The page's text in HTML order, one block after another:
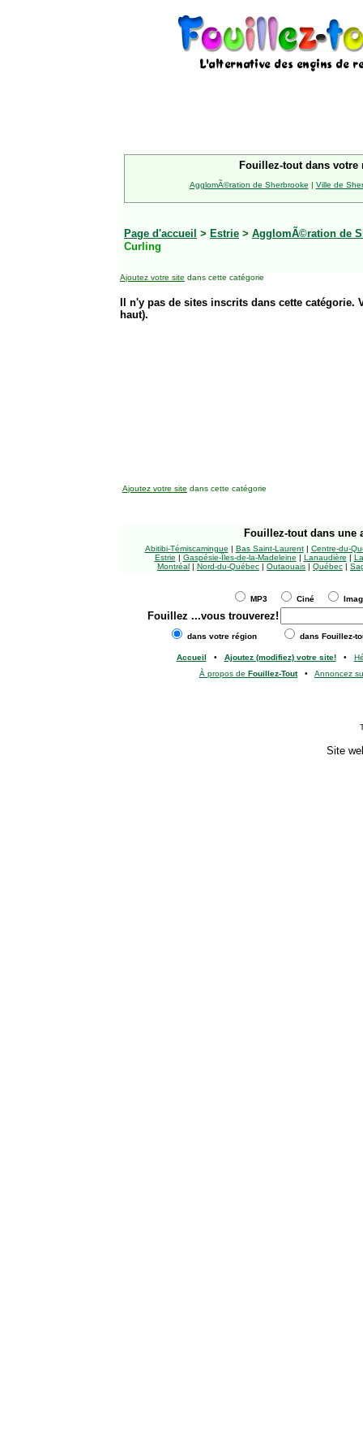
Fouillez-tout dans votre
AgglomÃ©ration de Sherbrooke | Ville de
Page d'accueil > Estrie > AgglomÃ©ration de
Curling
Ajoutez votre site dans cette catégorie
Il n'y pas de sites inscrits dans cette
haut).
Ajoutez votre site dans cette catégorie
Fouillez-tout dans une
Abitibi-Témiscamingue | Bas Saint-Laurent| Centre-du-
Estrie | Gaspésie-Îles-de-la-Madeleine | Lanaudière |
Montréal | Nord-du-Québec | Outaouais | Québec |
MP3 Ciné
Fouillez ...vous trouverez!
dans votre région dans Fouillez-
Accueil • Ajoutez (modifiez) votre site!•
À propos de Fouillez-Tout• Annoncez
Site